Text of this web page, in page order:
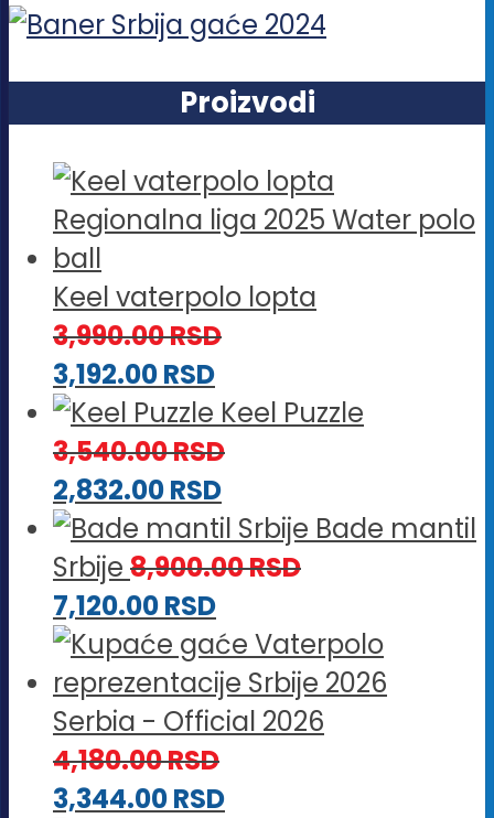
Proizvodi
Keel vaterpolo lopta
3,990.00RSD
3,192.00RSD
Keel Puzzle
3,540.00RSD
2,832.00RSD
Bade mantil
Srbije 8,900.00RSD
7,120.00RSD
Serbia - Official 2026
4,180.00RSD
3,344.00RSD